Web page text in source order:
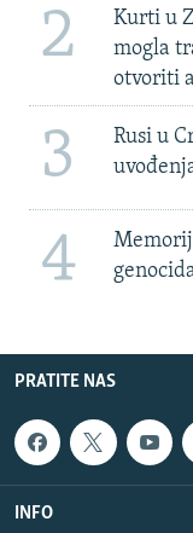
2
Kurti u
mogla
otvoriti
3
Rusi u
4
PRATITE NAS
INFO